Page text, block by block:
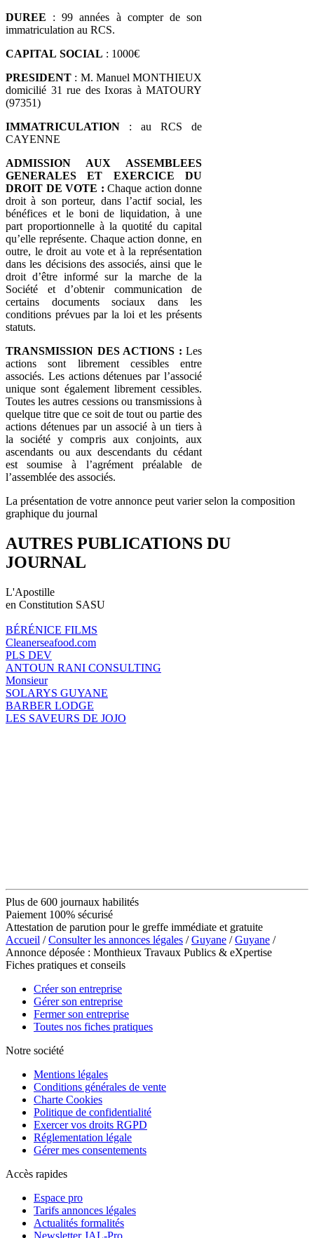
DUREE : 99 années à compter de son
immatriculation au RCS.
CAPITAL SOCIAL : 1000€
PRESIDENT : M. Manuel MONTHIEUX
domicilié 31 rue des Ixoras à MATOURY
(97351)
IMMATRICULATION : au RCS de
CAYENNE
ADMISSION AUX ASSEMBLEES
GENERALES ET EXERCICE DU
DROIT DE VOTE : Chaque action donne
droit à son porteur, dans l’actif social, les
bénéfices et le boni de liquidation, à une
part proportionnelle à la quotité du capital
qu’elle représente. Chaque action donne, en
outre, le droit au vote et à la représentation
dans les décisions des associés, ainsi que le
droit d’être informé sur la marche de la
Société et d’obtenir communication de
certains documents sociaux dans les
conditions prévues par la loi et les présents
statuts.
TRANSMISSION DES ACTIONS : Les
actions sont librement cessibles entre
associés. Les actions détenues par l’associé
unique sont également librement cessibles.
Toutes les autres cessions ou transmissions à
quelque titre que ce soit de tout ou partie des
actions détenues par un associé à un tiers à
la société y compris aux conjoints, aux
ascendants ou aux descendants du cédant
est soumise à l’agrément préalable de
l’assemblée des associés.
La présentation de votre annonce peut varier selon la composition
graphique du journal
AUTRES PUBLICATIONS DU
JOURNAL
L'Apostille
en Constitution SASU
BÉRÉNICE FILMS
Cleanerseafood.com
PLS DEV
ANTOUN RANI CONSULTING
Monsieur
SOLARYS GUYANE
BARBER LODGE
LES SAVEURS DE JOJO
Plus de 600 journaux habilités
Paiement 100% sécurisé
Attestation de parution pour le greffe immédiate et gratuite
Accueil /Consulter les annonces légales /Guyane /Guyane /
Annonce déposée : Monthieux Travaux Publics & eXpertise
Fiches pratiques et conseils
Créer son entreprise
Gérer son entreprise
Fermer son entreprise
Toutes nos fiches pratiques
Notre société
Mentions légales
Conditions générales de vente
Charte Cookies
Politique de confidentialité
Exercer vos droits RGPD
Réglementation légale
Gérer mes consentements
Accès rapides
Espace pro
Tarifs annonces légales
Actualités formalités
Newsletter JAL-Pro